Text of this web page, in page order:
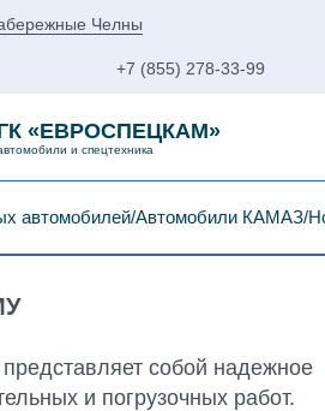
Челны
+7 (855) 278-33-99
«ЕВРОСПЕЦКАМ»
и спецтехника
автомобилей Автомобили КАМАЗ
собой надежное
и погрузочных работ.